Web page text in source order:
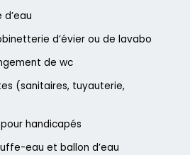
d’évier ou de lavabo
de wc
(sanitaires, tuyauterie,
handicapés
eau et ballon d’eau